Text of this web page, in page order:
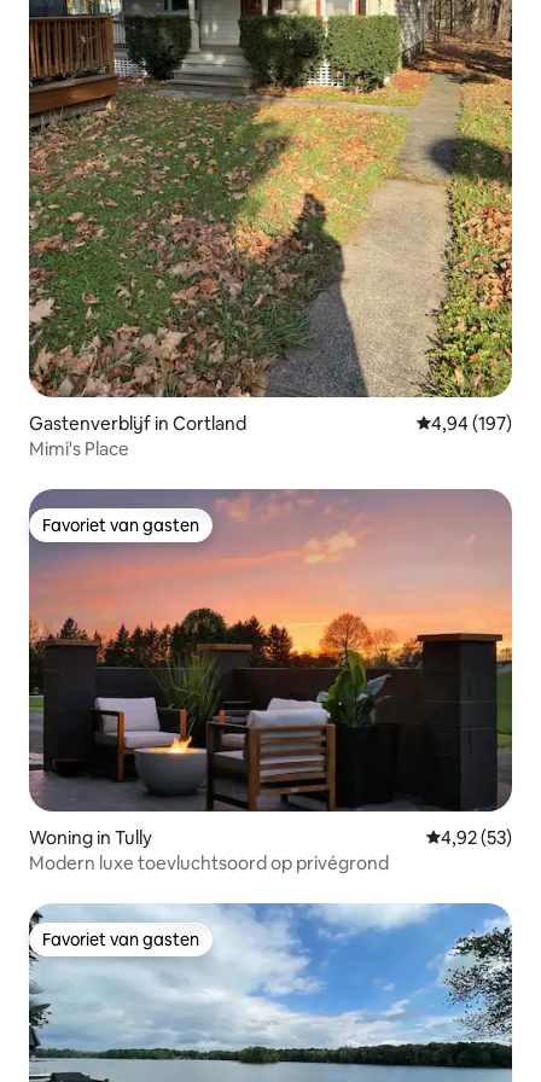
Gastenverblijf in Cortland Gemiddelde
4,94 (197)
Mimi's Place
Favoriet van gasten
Favoriet van gasten
Woning in Tully Gemiddelde
4,92 (53)
Modern luxe toevluchtsoord op privégrond
Favoriet van gasten
Favoriet van gasten